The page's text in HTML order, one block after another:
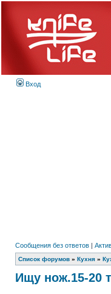
Вход
Сообщения без ответов |
Список форумов » Кухня »
Ищу нож.15-20